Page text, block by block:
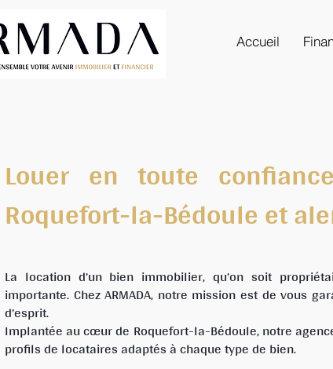
Accueil
Louer en toute
Roquefort-la-Bédoule et
La location d’un bien immobilier, qu’on soit
importante. Chez ARMADA, notre mission est de vous
d’esprit.
Implantée au cœur de Roquefort-la-Bédoule, notre
profils de locataires adaptés à chaque type de bien.